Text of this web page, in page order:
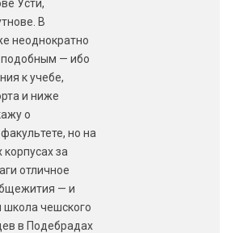
Усти,
В
неоднократно
подобным — ибо
к учебе,
и ниже
о
но на
за
отличное
— и
школа чешского
в Подебрадах